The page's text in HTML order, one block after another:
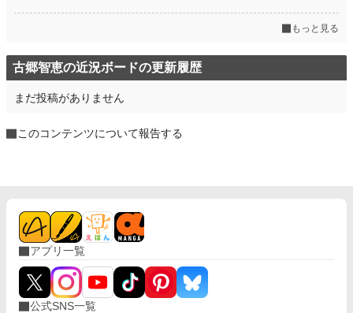
もっと見る
古郷智恵の近況ボードの更新履歴
まだ投稿がありません
このコンテンツについて報告する
アプリ一覧
公式SNS一覧